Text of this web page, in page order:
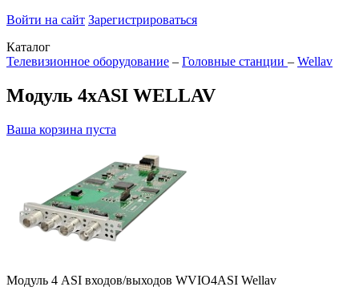
Войти на сайт Зарегистрироваться
Каталог
Телевизионное оборудование – Головные станции – Wellav
Модуль 4xASI WELLAV
Ваша корзина пуста
Модуль 4 ASI входов/выходов WVIO4ASI Wellav